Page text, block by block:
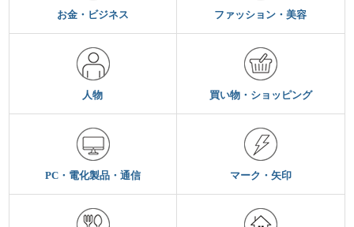
お金・ビジネス ファッション・美容
人物 買い物・ショッピング
PC・電化製品・通信 マーク・矢印